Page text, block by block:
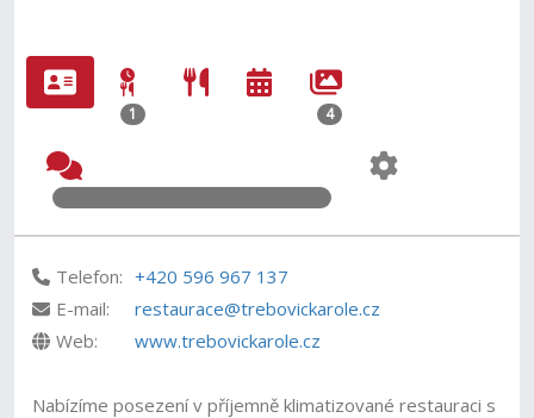
1 4
Telefon: +420 596 967 137
E-mail:
restaurace@trebovickarole.cz
Web:
www.trebovickarole.cz
Nabízíme posezení v příjemně klimatizované restauraci s